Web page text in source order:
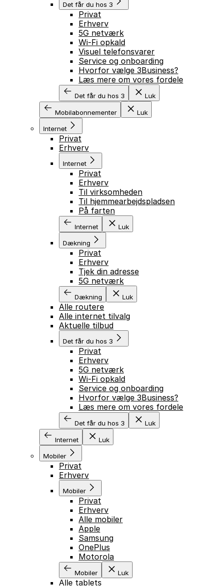
Det får du hos 3
Privat
Erhverv
5G netværk
Wi-Fi opkald
Visuel telefonsvarer
Service og onboarding
Hvorfor vælge 3Business?
Læs mere om vores fordele
Det får du hos 3 Luk
Mobilabonnementer Luk
Internet
Privat
Erhverv
Internet
Privat
Erhverv
Til virksomheden
Til hjemmearbejdspladsen
På farten
Internet Luk
Dækning
Privat
Erhverv
Tjek din adresse
5G netværk
Dækning Luk
Alle routere
Alle internet tilvalg
Aktuelle tilbud
Det får du hos 3
Privat
Erhverv
5G netværk
Wi-Fi opkald
Service og onboarding
Hvorfor vælge 3Business?
Læs mere om vores fordele
Det får du hos 3 Luk
Internet Luk
Mobiler
Privat
Erhverv
Mobiler
Privat
Erhverv
Alle mobiler
Apple
Samsung
OnePlus
Motorola
Mobiler Luk
Alle tablets